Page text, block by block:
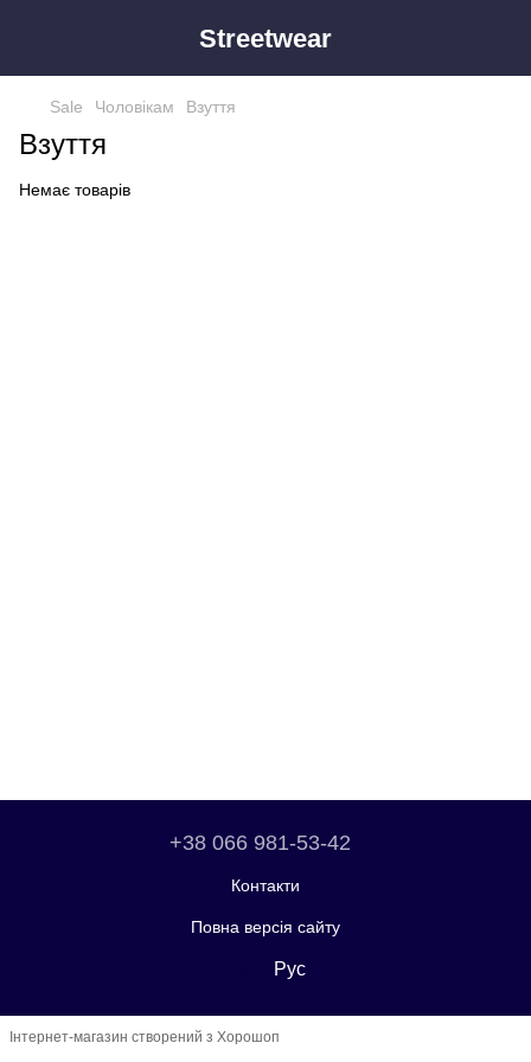
Streetwear
Sale Чоловікам Взуття
Взуття
Немає товарів
+38 066 981-53-42
Контакти
Повна версія сайту
Рус
Інтернет-магазин створений з Хорошоп